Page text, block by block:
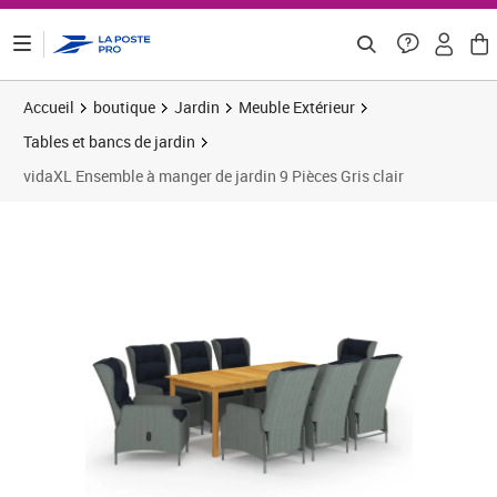
Accueil boutique Jardin
Meuble Extérieur
Tables et bancs de jardin
vidaXL Ensemble à manger de jardin 9 Pièces Gris clair